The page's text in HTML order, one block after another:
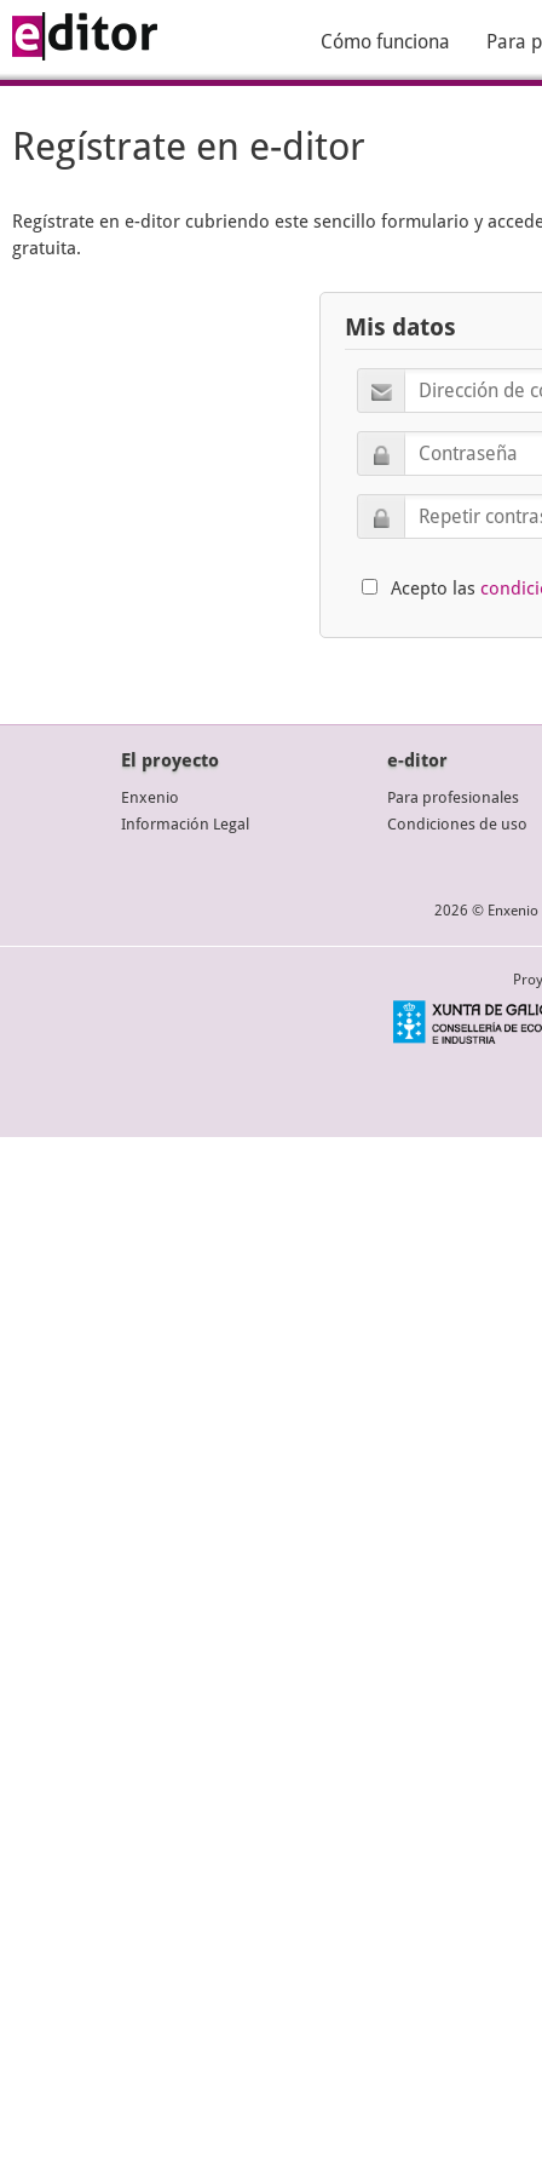
Cómo funciona Para
Regístrate en e-ditor
Regístrate en e-ditor cubriendo este sencillo formulario y
gratuita.
Mis datos
Acepto las
El proyecto
Enxenio
Información Legal
e-ditor
Para profesionales
Condiciones de uso
2026 © Enxenio